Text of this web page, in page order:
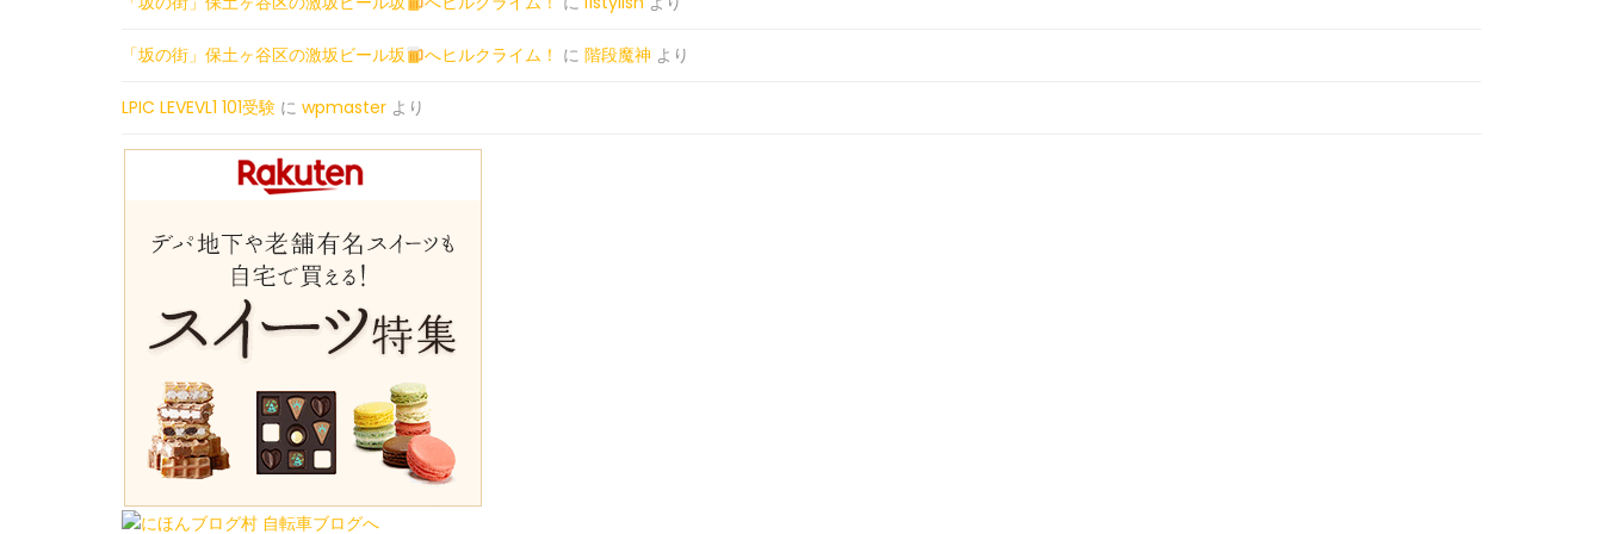
「坂の街」保土ヶ谷区の激坂ビール坂 へヒルクライム！ に 階段魔神 より
LPIC LEVEVL1 101受験 に wpmaster より